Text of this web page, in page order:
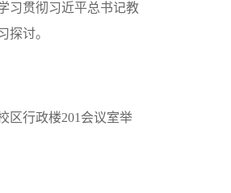
习贯彻习近平总书记教
探讨。
区行政楼201 会议室举